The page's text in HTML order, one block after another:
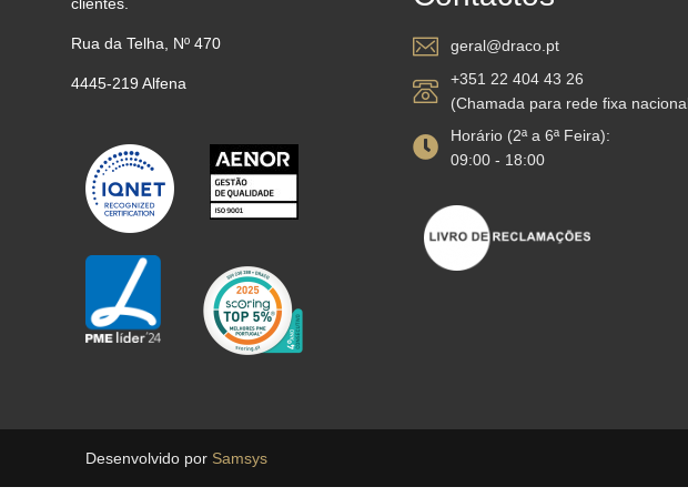
Rua da Telha, Nº 470
4445-219 Alfena
geral@draco.pt
+351 22 404 43 26
(Chamada para rede fixa
Horário (2ª a 6ª Feira):
09:00 - 18:00
Desenvolvido por Samsys